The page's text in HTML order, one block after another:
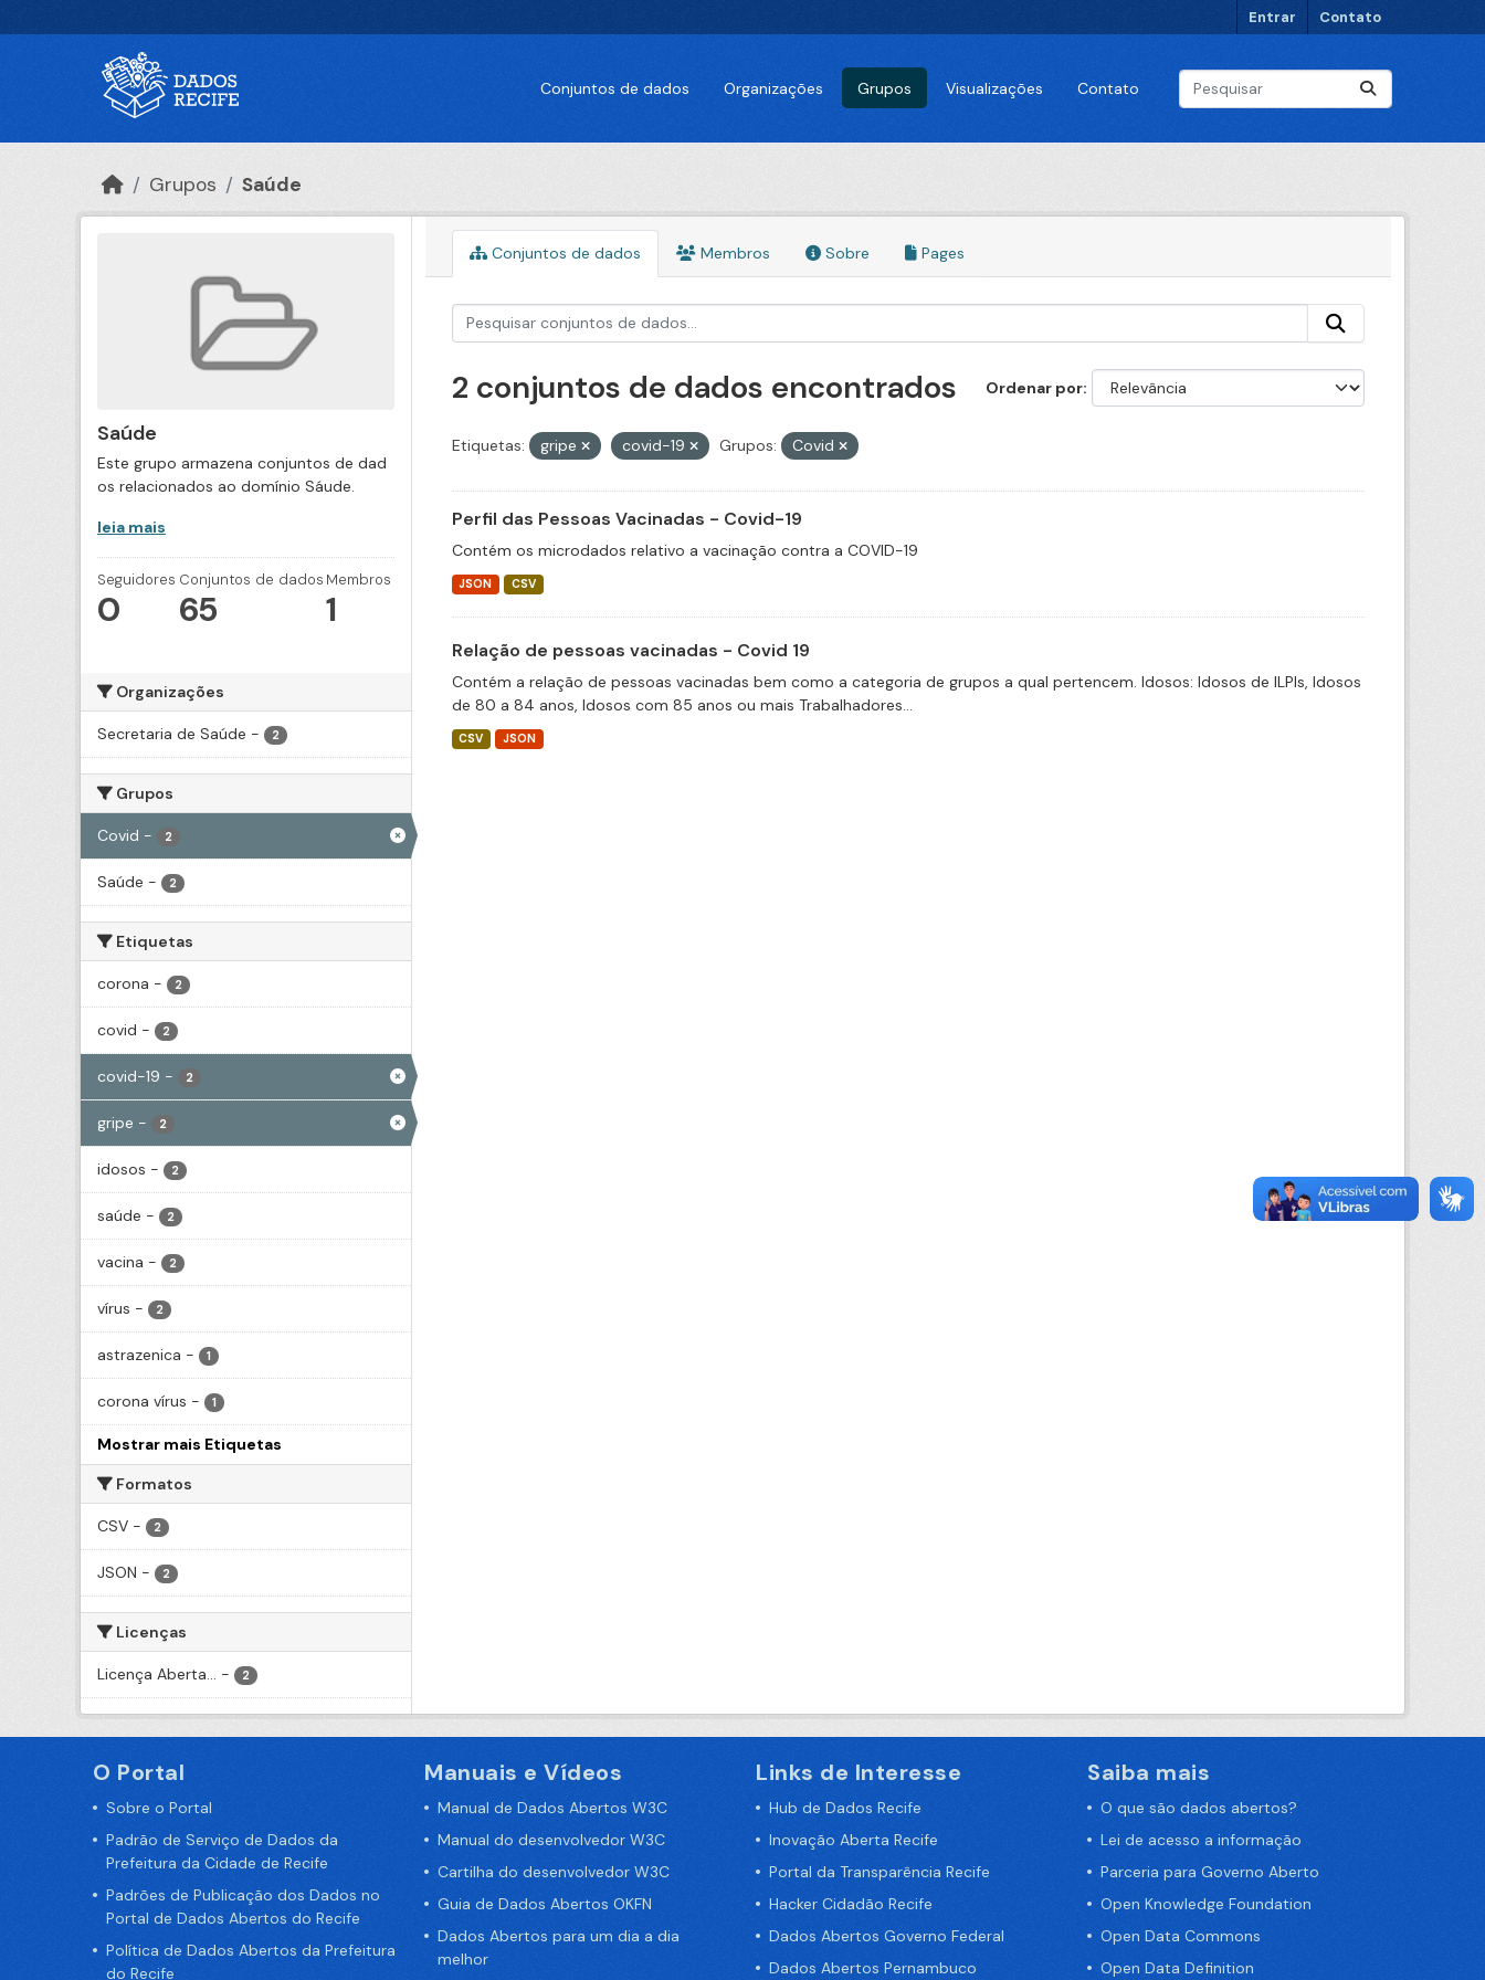
Entrar Contato
Conjuntos de dados Organizações Grupos Visualizações Contato
Grupos Saúde
Saúde
Este grupo armazena conjuntos de dad
os relacionados ao domínio Sáude.
leia mais
Seguidores
0
Conjuntos de dados
65
Membros
1
Organizações
Secretaria de Saúde - 2
Grupos
Covid - 2
Saúde - 2
Etiquetas
corona - 2
covid - 2
covid-19 - 2
gripe - 2
idosos - 2
saúde - 2
vacina - 2
vírus - 2
astrazenica - 1
corona vírus - 1
Mostrar mais Etiquetas
Formatos
CSV - 2
JSON - 2
Licenças
Licença Aberta... - 2
Conjuntos de dados Membros Sobre Pages
Ordenar por
2 conjuntos de dados encontrados
Etiquetas: gripe covid-19 Grupos: Covid
Perfil das Pessoas Vacinadas - Covid-19
Contém os microdados relativo a vacinação contra a COVID-19
JSON CSV
Relação de pessoas vacinadas - Covid 19
Contém a relação de pessoas vacinadas bem como a categoria de grupos a qual pertencem. Idosos: Idosos de ILPIs, Idosos
de 80 a 84 anos, Idosos com 85 anos ou mais Trabalhadores...
CSV JSON
O Portal
Sobre o Portal
Padrão de Serviço de Dados da
Prefeitura da Cidade de Recife
Padrões de Publicação dos Dados no
Portal de Dados Abertos do Recife
Política de Dados Abertos da Prefeitura
do Recife
Manuais e Vídeos
Manual de Dados Abertos W3C
Manual do desenvolvedor W3C
Cartilha do desenvolvedor W3C
Guia de Dados Abertos OKFN
Dados Abertos para um dia a dia
melhor
Links de Interesse
Hub de Dados Recife
Inovação Aberta Recife
Portal da Transparência Recife
Hacker Cidadão Recife
Dados Abertos Governo Federal
Dados Abertos Pernambuco
Saiba mais
O que são dados abertos?
Lei de acesso a informação
Parceria para Governo Aberto
Open Knowledge Foundation
Open Data Commons
Open Data Definition